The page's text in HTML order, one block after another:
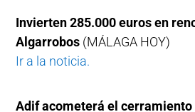
Invierten 285.000 euros en
Algarrobos (MÁLAGA HOY)
Ir a la noticia.
Adif acometerá el